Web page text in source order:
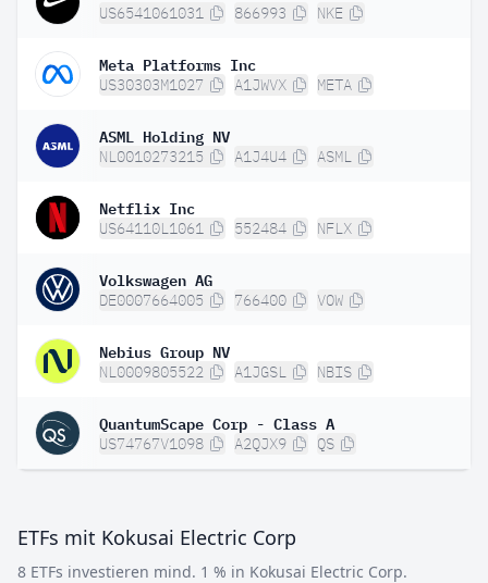
US6541061031 866993 NKE
Meta Platforms Inc
US30303M1027 A1JWVX META
ASML Holding NV
NL0010273215 A1J4U4 ASML
Netflix Inc
US64110L1061 552484 NFLX
Volkswagen AG
DE0007664005 766400 VOW
Nebius Group NV
NL0009805522 A1JGSL NBIS
QuantumScape Corp - Class A
US74767V1098 A2QJX9 QS
ETFs mit Kokusai Electric Corp
8 ETFs investieren mind. 1 % in Kokusai Electric Corp.